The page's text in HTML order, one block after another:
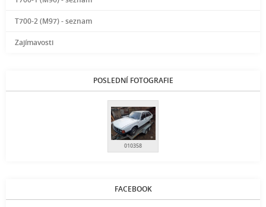
T700-2 (M97) - seznam
Zajímavosti
POSLEDNÍ FOTOGRAFIE
010358
FACEBOOK